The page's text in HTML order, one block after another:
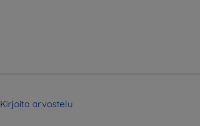
Kirjoita arvostelu